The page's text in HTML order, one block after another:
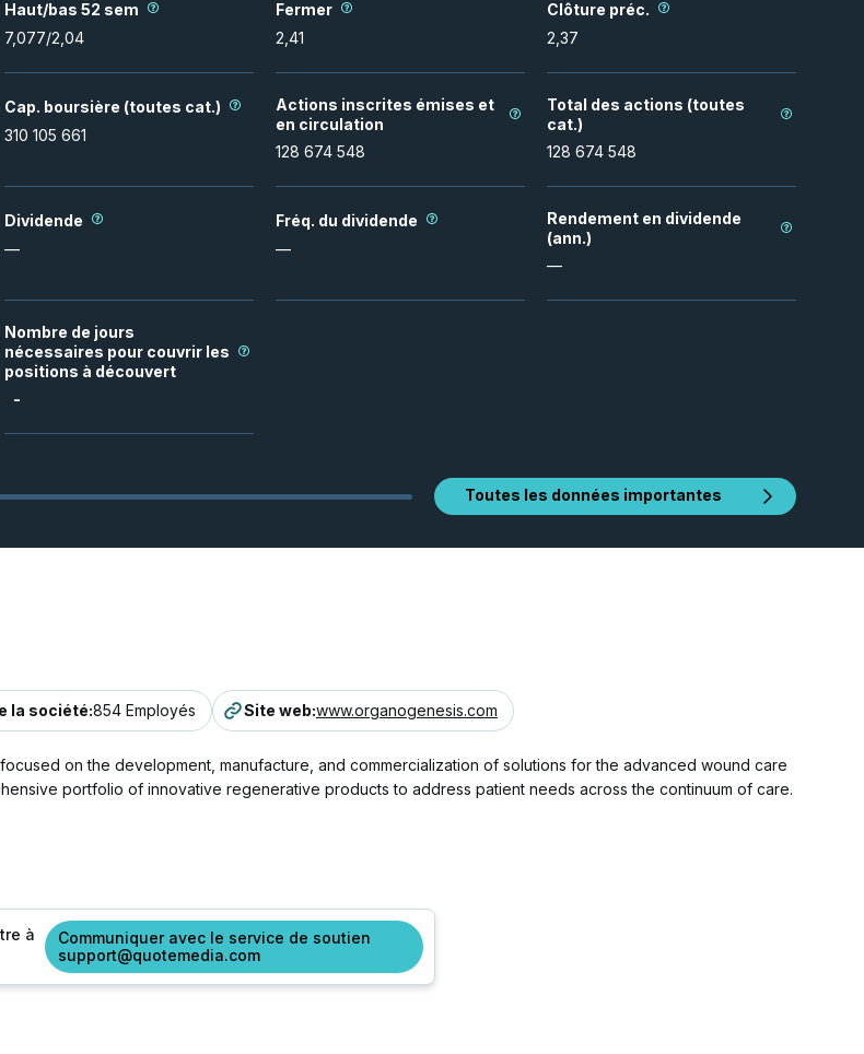
Haut/bas 52 sem
7,077/2,04
Fermer
2,41
Clôture préc.
2,37
Cap. boursière (toutes cat.)
310 105 661
Actions inscrites émises et
en circulation
128 674 548
Total des actions (toutes
cat.)
128 674 548
Dividende
—
Fréq. du dividende
—
Rendement en dividende
(ann.)
—
Nombre de jours
nécessaires pour couvrir les
positions à découvert
-
Toutes les données importantes
la société:854 Employés Site web:www.organogenesis.com
on the development, manufacture, and commercialization of solutions for the advanced wound care
portfolio of innovative regenerative products to address patient needs across the continuum of care.
à
Communiquer avec le service de soutien
support@quotemedia.com